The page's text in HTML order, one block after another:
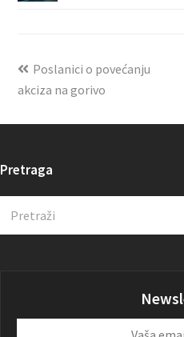
Poslanici o povećanju
akciza na gorivo
Pretraga